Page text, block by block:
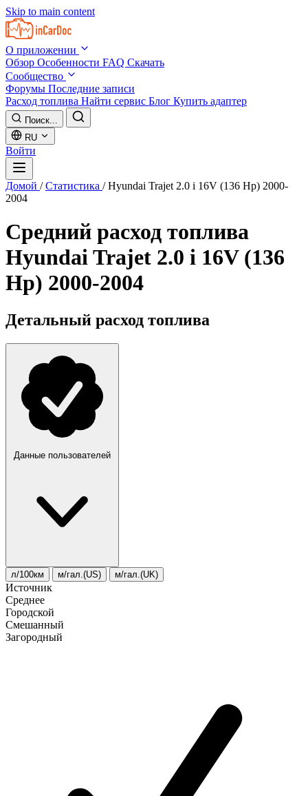
Skip to main content
О приложении
Обзор Особенности FAQ Скачать
Сообщество
Форумы Последние записи
Расход топлива Найти сервис Блог Купить адаптер
Поиск...
RU
Войти
Домой / Статистика / Hyundai Trajet 2.0 i 16V (136 Hp) 2000-
2004
Средний расход топлива
Hyundai Trajet 2.0 i 16V (136
Hp) 2000-2004
Детальный расход топлива
Данные пользователей
л/100км м/гал.(US) м/гал.(UK)
Источник
Среднее
Городской
Смешанный
Загородный